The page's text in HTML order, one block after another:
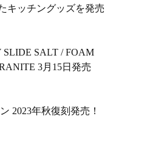
キッチングッズを発売
SALT / FOAM
3月15日発売
2023年秋復刻発売！